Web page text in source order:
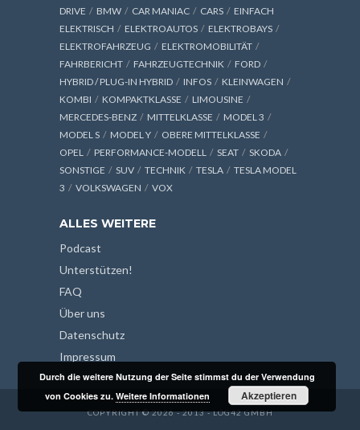
DRIVE
BMW CAR MANIAC CARS
EINFACH
ELEKTRISCH
ELEKTROAUTOS
ELEKTROBAYS
ELEKTROFAHRZEUG
ELEKTROMOBILITÄT
FAHRBERICHT
FAHRZEUGTECHNIK
FORD
HYBRID / PLUG-IN HYBRID
INFOS
KLEINWAGEN
KOMBI
KOMPAKTKLASSE
LIMOUSINE
MERCEDES-BENZ
MITTELKLASSE
MODEL 3
MODEL S
MODEL Y
OBERE MITTELKLASSE
OPEL
PERFORMANCE-MODELL SEAT
SKODA
SONSTIGE
SUV TECHNIK TESLA
TESLA MODEL
3
VOLKSWAGEN VOX
ALLES WEITERE
Podcast
Unterstützen!
FAQ
Über uns
Datenschutz
Impressum
COPYRIGHT © 2026 - 2013 - LOG42 GMBH
Durch die weitere Nutzung der Seite stimmst du der Verwendung
von Cookies zu.Weitere Informationen Akzeptieren